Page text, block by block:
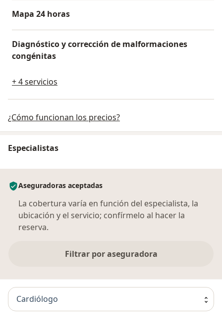
Mapa 24 horas
Diagnóstico y corrección de malformaciones
congénitas
+ 4 servicios
¿Cómo funcionan los precios?
Especialistas
Aseguradoras aceptadas
La cobertura varía en función del especialista, la
ubicación y el servicio; confírmelo al hacer la
reserva.
Filtrar por aseguradora
Cardiólogo